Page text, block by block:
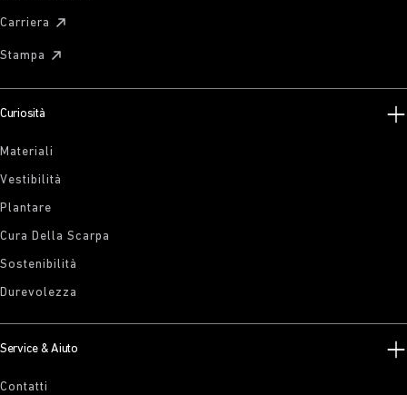
Carriera
Stampa
Curiosità
Materiali
Vestibilità
Plantare
Cura Della Scarpa
Sostenibilità
Durevolezza
Service & Aiuto
Contatti